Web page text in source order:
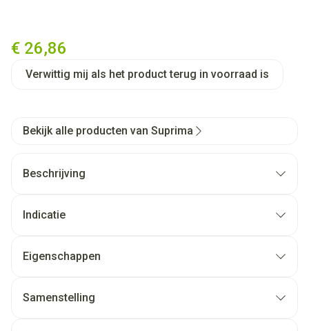
€ 26,86
Verwittig mij als het product terug in voorraad is
Bekijk alle producten van Suprima
Beschrijving
Indicatie
Eigenschappen
Samenstelling